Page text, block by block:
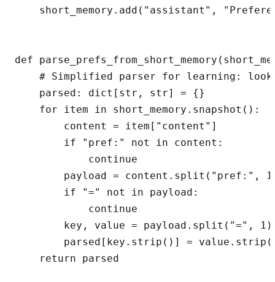
short_memory.add("assistant",
def
# Simplified parser for learning:
    parsed: dict[str, str] = {}
    for item in short_memory.snapshot():
        content = item["content"]
        if "pref:" not in content:
            continue
payload = content.split("pref:",
        if "=" not in payload:
            continue
        key, value = payload.split("=", 1)
parsed[key.strip()] =
    return parsed